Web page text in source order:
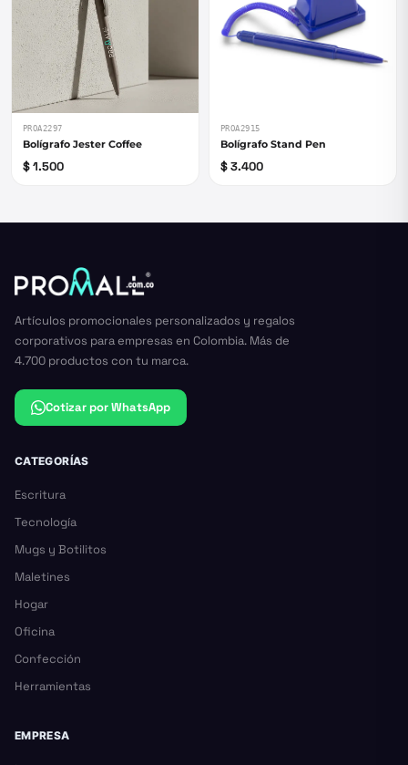
PROA2297
Bolígrafo Jester Coffee
$ 1.500
PROA2915
Bolígrafo Stand Pen
$ 3.400
Artículos promocionales personalizados y regalos
corporativos para empresas en Colombia. Más de
4.700 productos con tu marca.
Cotizar por WhatsApp
CATEGORÍAS
Escritura
Tecnología
Mugs y Botilitos
Maletines
Hogar
Oficina
Confección
Herramientas
EMPRESA